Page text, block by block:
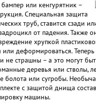
или кенгурятник –
Специальная защита
труб, ставится сзади
от падения. Также
хрупкой
или деформироваться.
не страшны – а это могут
деревья или стволы,
болота или сугробы.
с защитой днища
машины.